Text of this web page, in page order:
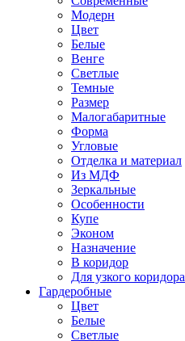
Модерн
Цвет
Белые
Венге
Светлые
Темные
Размер
Малогабаритные
Форма
Угловые
Отделка и материал
Из МДФ
Зеркальные
Особенности
Купе
Эконом
Назначение
В коридор
Для узкого коридора
Гардеробные
Цвет
Белые
Светлые